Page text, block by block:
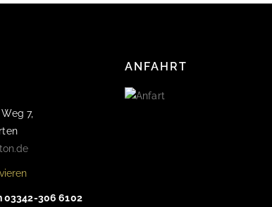
7,
03342-306 6102
ANFAHRT